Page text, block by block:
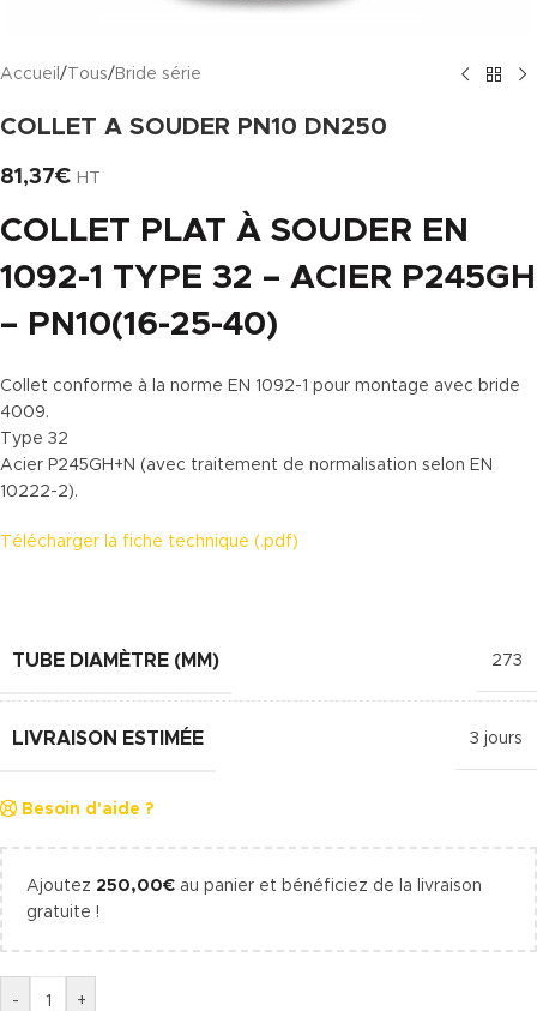
Accueil / Tous/ Bride série
COLLET A SOUDER PN10 DN250
81,37€ HT
COLLET PLAT À SOUDER EN
1092-1 TYPE 32 – ACIER P245GH
– PN10(16-25-40)
Collet conforme à la norme EN 1092-1 pour montage avec bride
4009.
Type 32
Acier P245GH+N (avec traitement de normalisation selon EN
10222-2).
Télécharger la fiche technique (.pdf)
TUBE DIAMÈTRE (MM) 273
LIVRAISON ESTIMÉE 3 jours
Besoin d'aide ?
Ajoutez 250,00€ au panier et bénéficiez de la livraison
gratuite !
- +